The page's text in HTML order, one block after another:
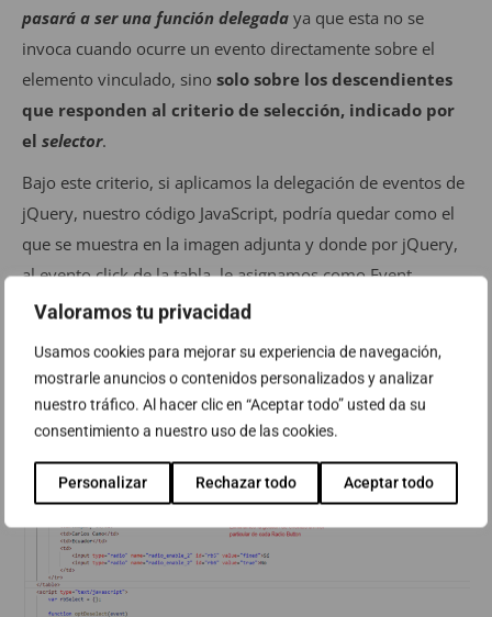
Valoramos tu privacidad
Usamos cookies para mejorar su experiencia de navegación,
mostrarle anuncios o contenidos personalizados y analizar
nuestro tráfico. Al hacer clic en “Aceptar todo” usted da su
consentimiento a nuestro uso de las cookies.
Personalizar Rechazar todo Aceptar todo
pasará a ser una función delegada ya que esta no se
invoca cuando ocurre un evento directamente sobre el
elemento vinculado, sino solo sobre los descendientes
que responden al criterio de selección, indicado por
el selector.
Bajo este criterio, si aplicamos la delegación de eventos de
jQuery, nuestro código JavaScript, podría quedar como el
que se muestra en la imagen adjunta y donde por jQuery,
al evento click de la tabla, le asignamos como Event
Handler nuestra función optDeselect, y donde, por medio
Button de la tabla.